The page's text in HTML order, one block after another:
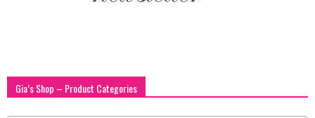
Gia’s Shop – Product Categories